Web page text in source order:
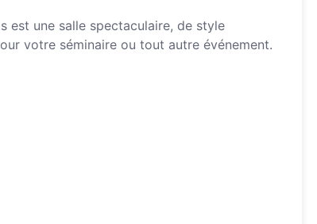
est une salle spectaculaire, de style
votre séminaire ou tout autre événement.